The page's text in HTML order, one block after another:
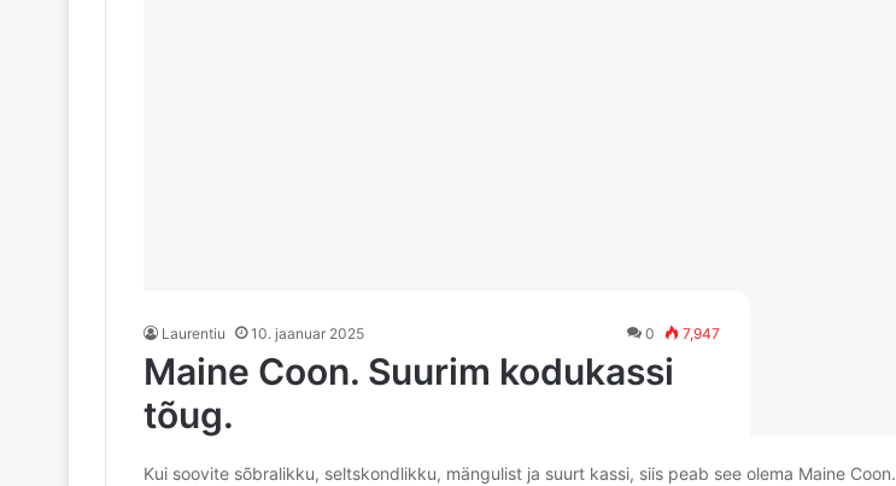
Laurentiu 10. jaanuar 2025 0 7,947
Maine Coon. Suurim kodukassi
tõug.
Kui soovite sõbralikku, seltskondlikku, mängulist ja suurt kassi, siis peab see olema Maine Coon.